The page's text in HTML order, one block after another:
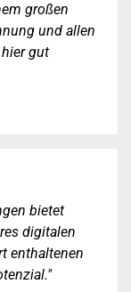
großen
und allen
gut
bietet
digitalen
enthaltenen